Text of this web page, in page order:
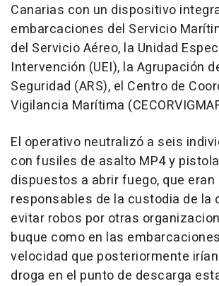
Canarias con un dispositivo
embarcaciones del Servicio
del Servicio Aéreo, la Unidad
Intervención (UEI), la Agrupación
Seguridad (ARS), el Centro de
Vigilancia Marítima
El operativo neutralizó a seis
con fusiles de asalto MP4 y
dispuestos a abrir fuego, que eran
responsables de la custodia de la
evitar robos por otras
buque como en las
velocidad que posteriormente
droga en el punto de descarga